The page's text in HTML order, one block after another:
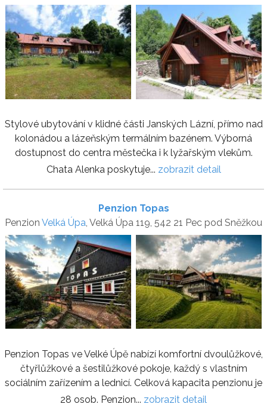
Stylové ubytování v klidné části Janských Lázní, přímo nad
kolonádou a lázeňským termálním bazénem. Výborná
dostupnost do centra městečka i k lyžařským vlekům.
Chata Alenka poskytuje... zobrazit detail
Penzion Topas
Penzion Velká Úpa, Velká Úpa 119, 542 21 Pec pod Sněžkou
Penzion Topas ve Velké Úpě nabízí komfortní dvoulůžkové,
čtyřlůžkové a šestilůžkové pokoje, každý s vlastním
sociálním zařízením a lednicí. Celková kapacita penzionu je
28 osob. Penzion... zobrazit detail